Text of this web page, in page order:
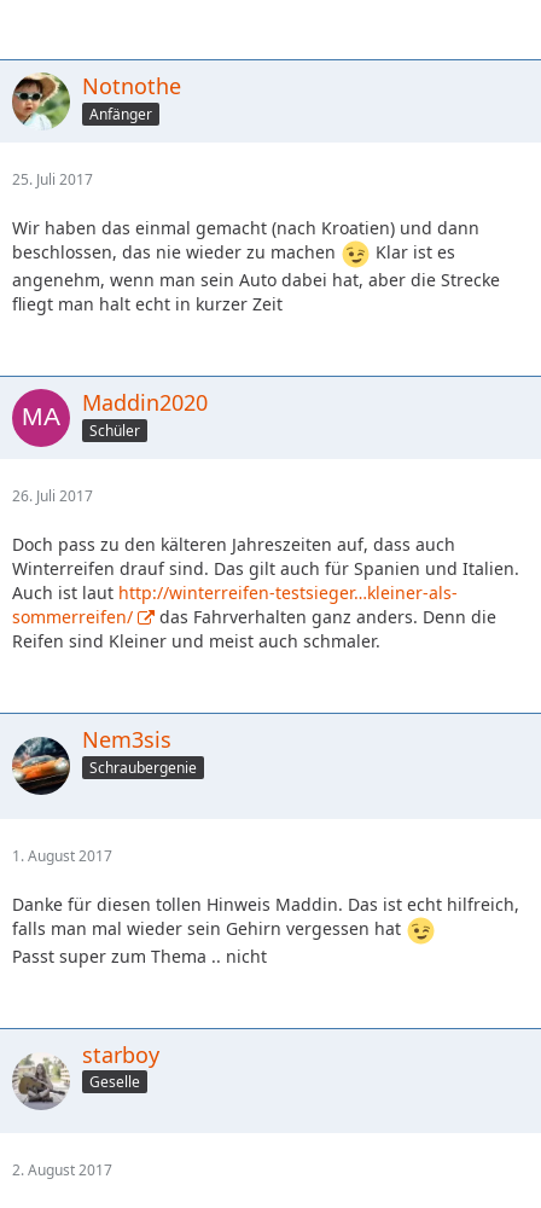
Notnothe
Anfänger
25. Juli 2017
Wir haben das einmal gemacht (nach Kroatien) und dann
beschlossen, das nie wieder zu machen
Klar ist es
angenehm, wenn man sein Auto dabei hat, aber die Strecke
fliegt man halt echt in kurzer Zeit
Maddin2020
Schüler
26. Juli 2017
Doch pass zu den kälteren Jahreszeiten auf, dass auch
Winterreifen drauf sind. Das gilt auch für Spanien und Italien.
Auch ist laut http://winterreifen-testsieger…kleiner-als-
sommerreifen/
das Fahrverhalten ganz anders. Denn die
Reifen sind Kleiner und meist auch schmaler.
Nem3sis
Schraubergenie
1. August 2017
Danke für diesen tollen Hinweis Maddin. Das ist echt hilfreich,
falls man mal wieder sein Gehirn vergessen hat
Passt super zum Thema .. nicht
starboy
Geselle
2. August 2017